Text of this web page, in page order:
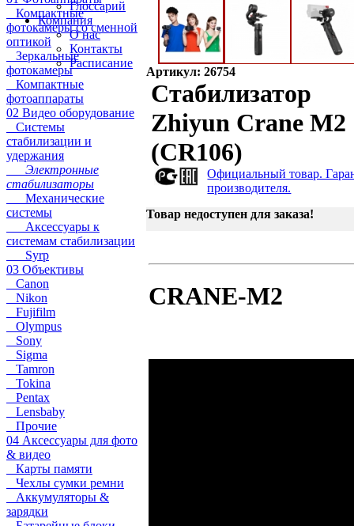
Глоссарий
Компания
О нас
Контакты
Расписание
Компактные
фотокамеры со сменной
оптикой
Зеркальные
фотокамеры
Компактные
фотоаппараты
02 Видео оборудование
Системы
стабилизации и
удержания
Электронные
стабилизаторы
Механические
системы
Аксессуары к
системам стабилизации
Syrp
03 Объективы
Canon
Nikon
Fujifilm
Olympus
Sony
Sigma
Tamron
Tokina
Pentax
Lensbaby
Прочие
04 Аксессуары для фото
& видео
Карты памяти
Чехлы сумки ремни
Аккумуляторы &
зарядки
Артикул: 26754
Стабилизатор
Zhiyun Crane M2
(CR106)
Официальный товар.
производителя.
Товар недоступен для заказа!
CRANE-M2